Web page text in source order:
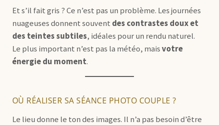
Et s’il fait gris ? Ce n’est pas un problème. Les journées
nuageuses donnent souvent des contrastes doux et
des teintes subtiles, idéales pour un rendu naturel.
Le plus important n’est pas la météo, maisvotre
énergie du moment.
OÙ RÉALISER SA SÉANCE PHOTO COUPLE ?
Le lieu donne le ton des images. Il n’a pas besoin d’être